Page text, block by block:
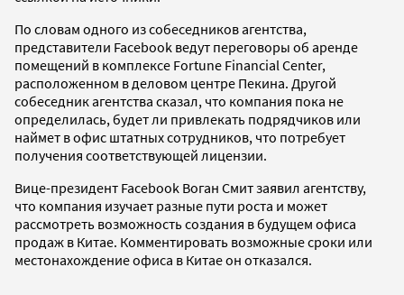
По словам одного из собеседников агентства,
представители Facebook ведут переговоры об аренде
помещений в комплексе Fortune Financial Center,
расположенном в деловом центре Пекина. Другой
собеседник агентства сказал, что компания пока не
определилась, будет ли привлекать подрядчиков или
наймет в офис штатных сотрудников, что потребует
получения соответствующей лицензии.
Вице-президент Facebook Воган Смит заявил агентству,
что компания изучает разные пути роста и может
рассмотреть возможность создания в будущем офиса
продаж в Китае. Комментировать возможные сроки или
местонахождение офиса в Китае он отказался.